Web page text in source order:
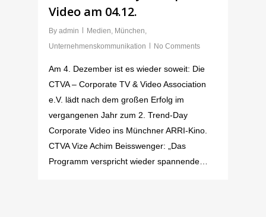
Video am 04.12.
By admin Medien, München,
Unternehmenskommunikation
No Comments
Am 4. Dezember ist es wieder soweit: Die
CTVA – Corporate TV & Video Association
e.V. lädt nach dem großen Erfolg im
vergangenen Jahr zum 2. Trend-Day
Corporate Video ins Münchner ARRI-Kino.
CTVA Vize Achim Beisswenger: „Das
Programm verspricht wieder spannende…